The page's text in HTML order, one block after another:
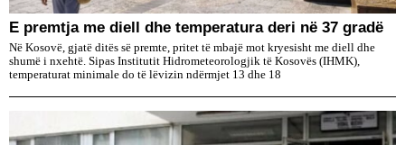
E premtja me diell dhe temperatura deri në 37 gradë
Në Kosovë, gjatë ditës së premte, pritet të mbajë mot kryesisht me diell dhe
shumë i nxehtë. Sipas Institutit Hidrometeorologjik të Kosovës (IHMK),
temperaturat minimale do të lëvizin ndërmjet 13 dhe 18